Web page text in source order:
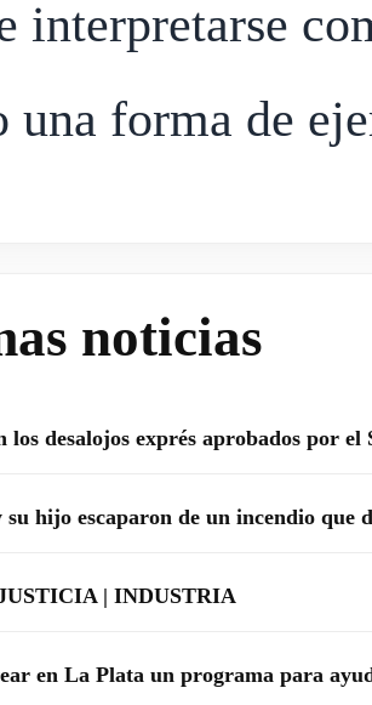
interpretarse
una forma de
noticias
los desalojos exprés aprobados por el
hijo escaparon de un incendio que
| INDUSTRIA
en La Plata un programa para